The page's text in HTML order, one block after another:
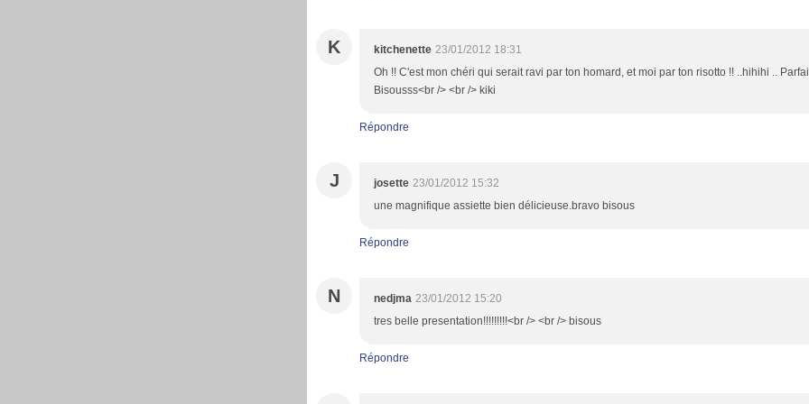
K kitchenette 23/01/2012 18:31
Oh !! C'est mon chéri qui serait ravi par ton homard, et moi par ton risotto !! ..hihihi ..
Bisousss<br /> <br /> kiki
Répondre
J josette 23/01/2012 15:32
une magnifique assiette bien délicieuse.bravo bisous
Répondre
N nedjma 23/01/2012 15:20
tres belle presentation!!!!!!!!!<br /> <br /> bisous
Répondre